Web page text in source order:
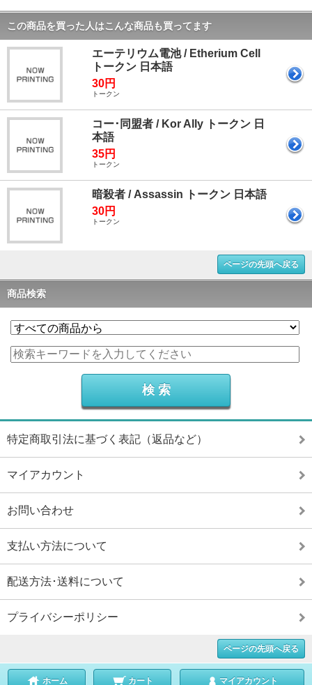
この商品を買った人はこんな商品も買ってます
エーテリウム電池 / Etherium Cell
トークン 日本語
30円
トークン
コー･同盟者 / Kor Ally トークン 日
本語
35円
トークン
暗殺者 / Assassin トークン 日本語
30円
トークン
ページの先頭へ戻る
商品検索
特定商取引法に基づく表記（返品など）
マイアカウント
お問い合わせ
支払い方法について
配送方法･送料について
プライバシーポリシー
ページの先頭へ戻る
ホーム カート マイアカウント